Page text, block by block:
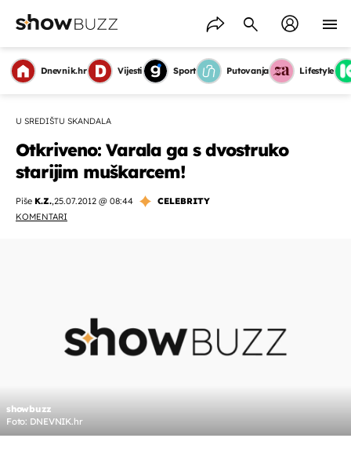
Dnevnik.hr Vijesti Sport Putovanja Lifestyle
U SREDIŠTU SKANDALA
Otkriveno: Varala ga s dvostruko
starijim muškarcem!
Piše K.Z.,25.07.2012 @ 08:44
CELEBRITY
KOMENTARI
showbuzz
Foto: DNEVNIK.hr